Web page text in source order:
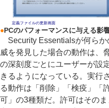
定義ファイルの更新画面
●PCのパフォーマンスに与える影
Security Essentialsが何らか
威を発見した場合の動作は、
の深刻度ごとにユーザーが設
きるようになっている。実行
る動作は「削除」「検疫」「
可」の3種類だ。許可はそのま